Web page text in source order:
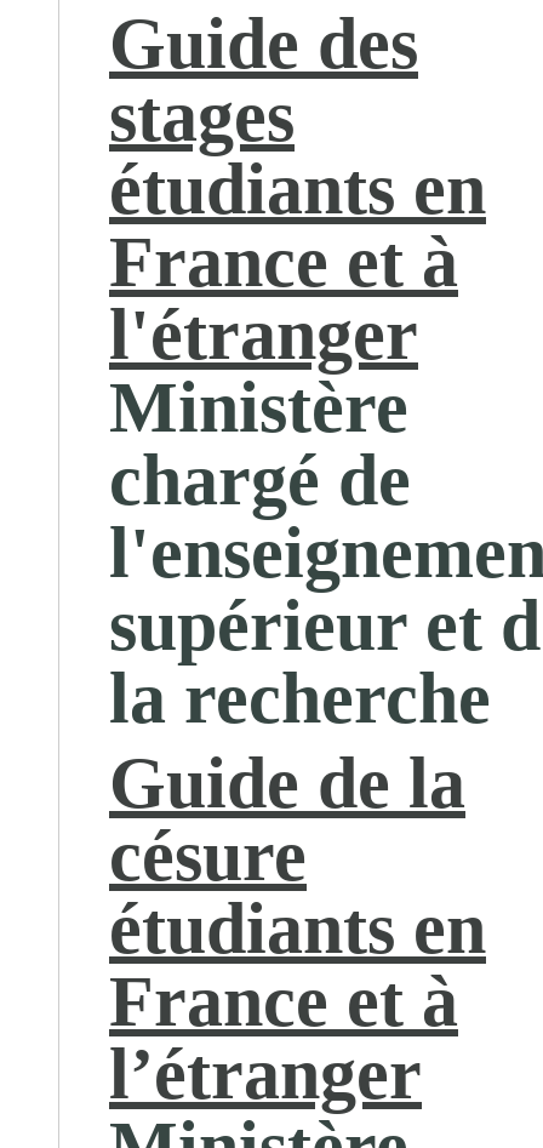
Guide des
stages
étudiants en
France et à
l'étranger
Ministère
chargé de
supérieur et
la recherche
Guide de la
césure
étudiants en
France et à
l’étranger